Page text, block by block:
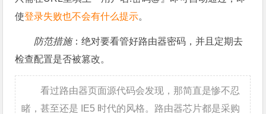
使登录失败也不会有什么提示。
防范措施：绝对要看管好路由器密码，并且定期去
检查配置是否被篡改。
看过路由器页面源代码会发现，那简直是惨不忍
睹，甚至还是 IE5 时代的风格。路由器芯片都是采购